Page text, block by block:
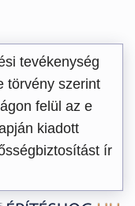
tevékenység
törvény szerint
felül az e
kiadott
ír